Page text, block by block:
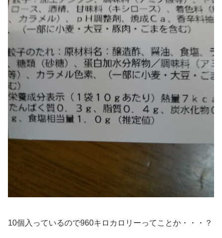
10個入っているので960キロカロリーってことか・・・？